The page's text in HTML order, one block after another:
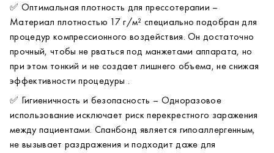
Кабинеты LPG и R-SLEEK терапии
использования. Повторное применение не допускается .
Надевать непосредственно перед процедурой на чистую
сухую кожу.
После использования утилизировать в соответствии с
правилами сбора медицинских отходов класса «А»
(эпидемиологически безопасные отходы, приближенные к
ТБО) .
Уход и хранение
Хранить изделия в сухом, защищенном от прямых
солнечных лучей месте при комнатной температуре.
Избегать контакта с нагревательными приборами и
открытым огнем.
✅ Оптимальная плотность для прессотерапии –
Материал плотностью 17 г/м² специально подобран для
процедур компрессионного воздействия. Он достаточно
прочный, чтобы не рваться под манжетами аппарата, но
при этом тонкий и не создает лишнего объема, не снижая
эффективности процедуры .
✅ Гигиеничность и безопасность – Одноразовое
использование исключает риск перекрестного заражения
между пациентами. Спанбонд является гипоаллергенным,
не вызывает раздражения и подходит даже для